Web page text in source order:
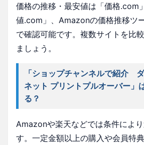
価格の推移・最安値は「価格.com
値.com」、Amazonの価格推移ツ
で確認可能です。複数サイトを比
ましょう。
「ショップチャンネルで紹介
ネット プリントプルオーバー」
る？
Amazonや楽天などでは条件によ
す。一定金額以上の購入や会員特